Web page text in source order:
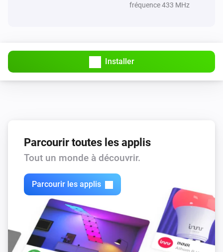
Mettre l'intensité lumineuse sur
Prise Ronde (54855)
Prise Ronde (54855)
Alterner activé ou désactivé
Socket (54796)
Activer
fréquence 433 MHz
Installer
Parcourir toutes les applis
Tout un monde à découvrir.
Parcourir les applis